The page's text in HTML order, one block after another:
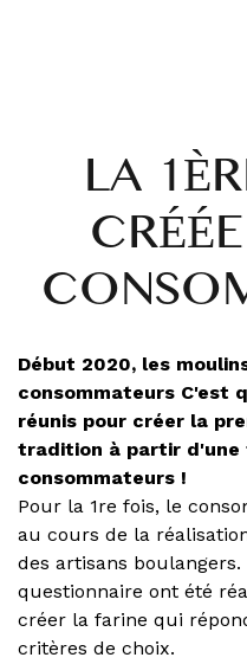
LA
Début 2020, les
consommateurs C'est
réunis pour créer la
tradition à partir d'une
consommateurs !
Pour la 1re fois, le
au cours de la
des artisans
questionnaire ont été
créer la farine qui
critères de choix.